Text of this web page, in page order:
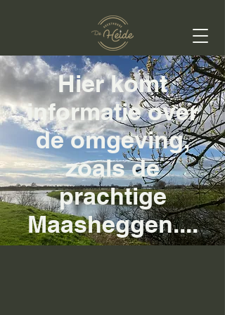
Hier komt
informatie over
de omgeving,
zoals de
prachtige
Maasheggen....